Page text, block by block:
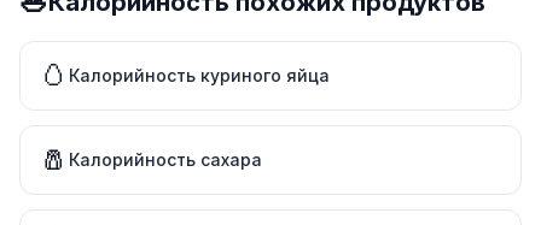
🥚 Калорийность куриного яйца
🧂 Калорийность сахара